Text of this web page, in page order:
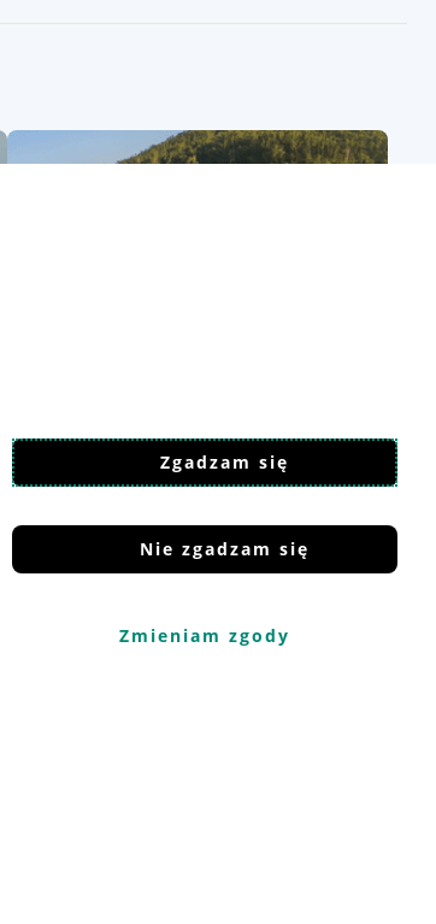
Zgadzam się
Nie zgadzam się
Zmieniam zgody